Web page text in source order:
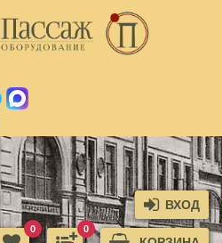
ВХОД
0
0